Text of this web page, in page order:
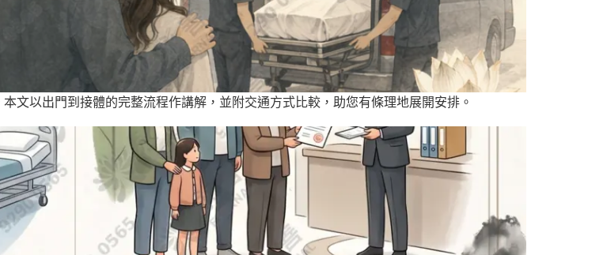
文以出門到接體的完整流程作講解，並附交通方式比較，助您有條理地展開安排。